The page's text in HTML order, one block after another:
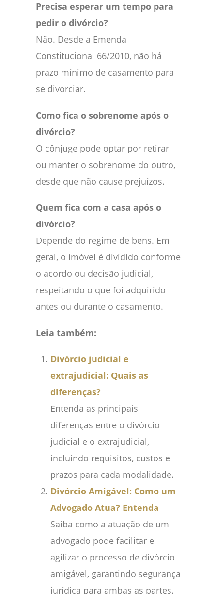
Precisa esperar um tempo para
pedir o divórcio?
Não. Desde a Emenda
Constitucional 66/2010, não há
prazo mínimo de casamento para
se divorciar.
Como fica o sobrenome após o
divórcio?
O cônjuge pode optar por retirar
ou manter o sobrenome do outro,
desde que não cause prejuízos.
Quem fica com a casa após o
divórcio?
Depende do regime de bens. Em
geral, o imóvel é dividido conforme
o acordo ou decisão judicial,
respeitando o que foi adquirido
antes ou durante o casamento.
Leia também:
Divórcio judicial e
extrajudicial: Quais as
diferenças?
Entenda as principais
diferenças entre o divórcio
judicial e o extrajudicial,
incluindo requisitos, custos e
prazos para cada modalidade.
Divórcio Amigável: Como um
Advogado Atua? Entenda
Saiba como a atuação de um
advogado pode facilitar e
agilizar o processo de divórcio
amigável, garantindo segurança
jurídica para ambas as partes.